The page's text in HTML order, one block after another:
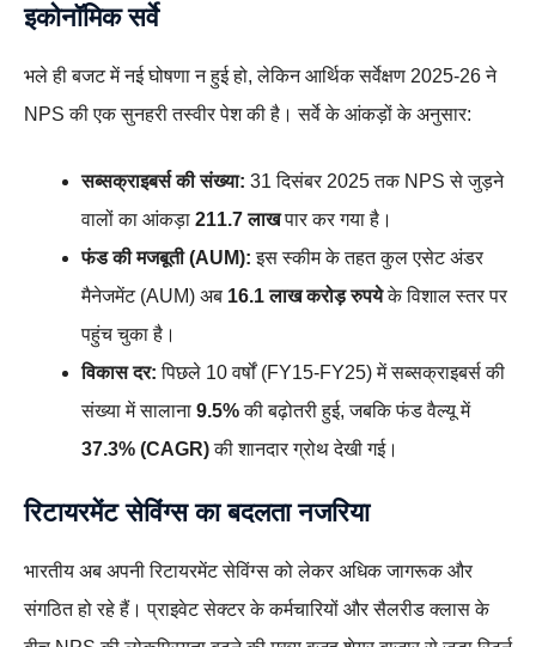
इकोनॉमिक सर्वे
भले ही बजट में नई घोषणा न हुई हो, लेकिन आर्थिक सर्वेक्षण 2025-26 ने
NPS की एक सुनहरी तस्वीर पेश की है। सर्वे के आंकड़ों के अनुसार:
सब्सक्राइबर्स की संख्या: 31 दिसंबर 2025 तक NPS से जुड़ने
वालों का आंकड़ा 211.7 लाखपार कर गया है।
फंड की मजबूती (AUM): इस स्कीम के तहत कुल एसेट अंडर
मैनेजमेंट (AUM) अब 16.1 लाख करोड़ रुपयेके विशाल स्तर पर
पहुंच चुका है।
विकास दर: पिछले 10 वर्षों (FY15-FY25) में सब्सक्राइबर्स की
संख्या में सालाना 9.5%की बढ़ोतरी हुई, जबकि फंड वैल्यू में
37.3% (CAGR)की शानदार ग्रोथ देखी गई।
रिटायरमेंट सेविंग्स का बदलता नजरिया
भारतीय अब अपनी रिटायरमेंट सेविंग्स को लेकर अधिक जागरूक और
संगठित हो रहे हैं। प्राइवेट सेक्टर के कर्मचारियों और सैलरीड क्लास के